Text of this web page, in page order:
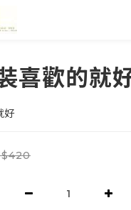
喜歡的就
好